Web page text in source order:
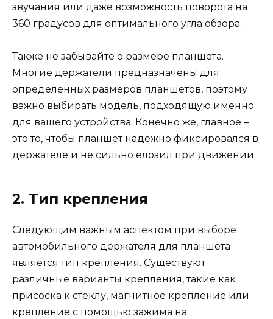
звучания или даже возможность поворота на
360 градусов для оптимального угла обзора.
Также не забывайте о размере планшета.
Многие держатели предназначены для
определенных размеров планшетов, поэтому
важно выбирать модель, подходящую именно
для вашего устройства. Конечно же, главное –
это то, чтобы планшет надежно фиксировался в
держателе и не сильно елозил при движении.
2. Тип крепления
Следующим важным аспектом при выборе
автомобильного держателя для планшета
является тип крепления. Существуют
различные варианты крепления, такие как
присоска к стеклу, магнитное крепление или
крепление с помощью зажима на